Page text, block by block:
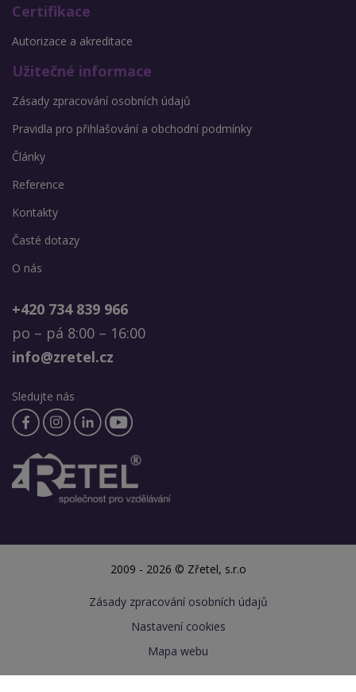
Certifikace
Autorizace a akreditace
Užitečné informace
Zásady zpracování osobních údajů
Pravidla pro přihlašování a obchodní podmínky
Články
Reference
Kontakty
Časté dotazy
O nás
+420 734 839 966
po – pá 8:00 – 16:00
info@zretel.cz
Sledujte nás
2009 - 2026 © Zřetel, s.r.o
Zásady zpracování osobních údajů
Nastavení cookies
Mapa webu